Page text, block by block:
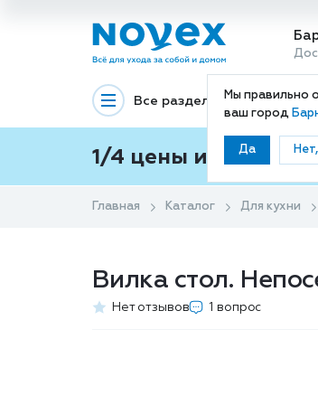
Мы правильно
ваш город
Да
Все разделы
1/4 цены и покупки
Главная Каталог Для кухни
Вилка стол.
Нет отзывов 1 вопрос